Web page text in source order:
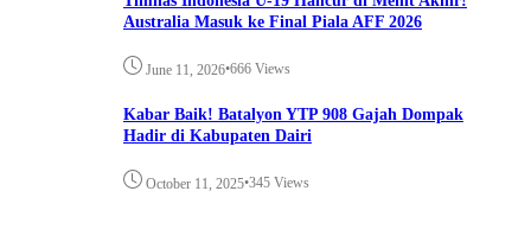
Australia Masuk ke Final Piala AFF 2026
June 11, 2026•666 Views
Kabar Baik! Batalyon YTP 908 Gajah Dompak
Hadir di Kabupaten Dairi
October 11, 2025•345 Views